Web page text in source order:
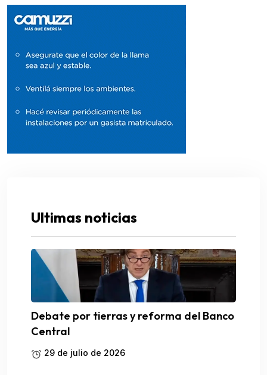
Ultimas noticias
Debate por tierras y reforma del Banco
Central
29 de julio de 2026